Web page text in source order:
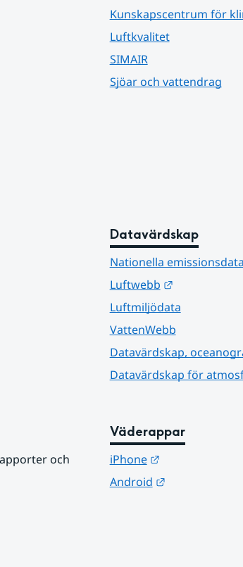
Kunskapscentrum för
Luftkvalitet
SIMAIR
Sjöar och vattendrag
Datavärdskap
Nationella
Luftwebb
Länk till
Luftmiljödata
VattenWebb
Datavärdskap,
Datavärdskap för
och
Väderappar
iPhone
Länk till annan
Android
Länk till annan